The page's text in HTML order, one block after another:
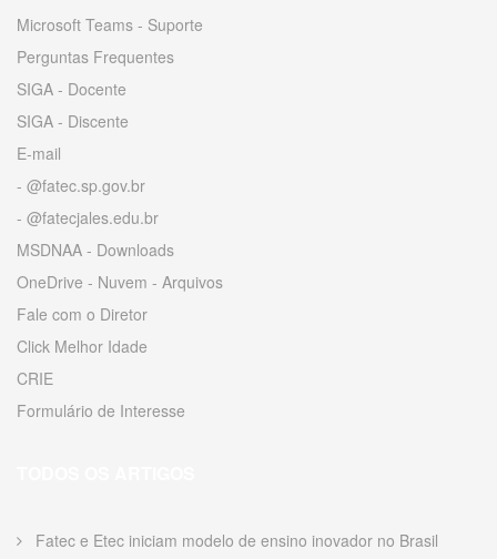
Microsoft Teams - Suporte
Perguntas Frequentes
SIGA - Docente
SIGA - Discente
E-mail
- @fatec.sp.gov.br
- @fatecjales.edu.br
MSDNAA - Downloads
OneDrive - Nuvem - Arquivos
Fale com o Diretor
Click Melhor Idade
CRIE
Formulário de Interesse
Fatec e Etec iniciam modelo de ensino inovador no Brasil